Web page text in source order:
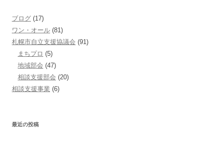
ブログ (17)
ワン・オール (81)
札幌市自立支援協議会 (91)
まちプロ (5)
地域部会 (47)
相談支援部会 (20)
相談支援事業 (6)
最近の投稿